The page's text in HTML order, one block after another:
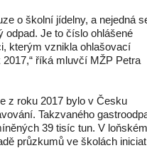
o školní jídelny, a nejedná
odpad. Je to číslo ohlášené
kterým vznikla ohlašovací
říká mluvčí MŽP Petra
z roku 2017 bylo v Česku
Takzvaného
39 tisíc tun. V loňském
průzkumů ve školách